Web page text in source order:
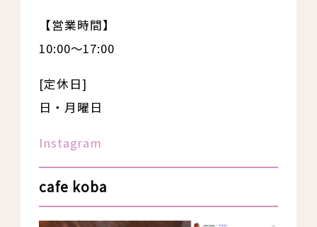
【営業時間】
10:00〜17:00
[定休日]
日・月曜日
Instagram
cafe koba